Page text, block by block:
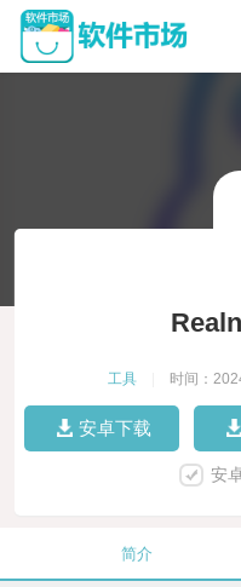
工具 时间：
安卓下载
安
简介